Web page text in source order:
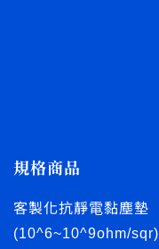
規格商品
客製化抗靜電黏塵墊
(10^6~10^9ohm/sqr)